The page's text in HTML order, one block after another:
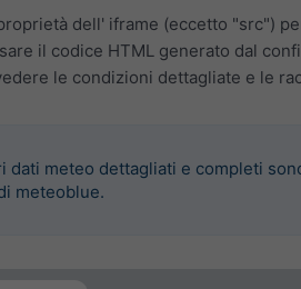
dell' iframe (eccetto "src")
il codice HTML generato dal
le condizioni dettagliate e le
dati meteo dettagliati e completi
meteoblue.